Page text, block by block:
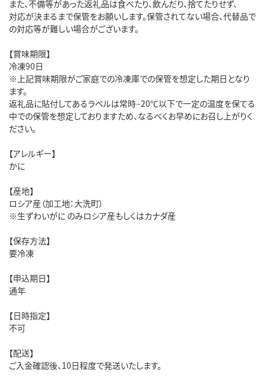
また、不備等があった返礼品は食べたり、飲んだり、捨てたりせず、
対応が決まるまで保管をお願いします。保管されてない場合、代替品で
の対応等が難しい場合がございます。
【賞味期限】
冷凍90日
※上記賞味期限がご家庭での冷凍庫での保管を想定した期日となり
ます。
返礼品に貼付してあるラベルは常時−20℃以下で一定の温度を保てる
中での保管を想定しておりますため、なるべくお早めにお召し上がりく
ださい。
【アレルギー】
かに
【産地】
ロシア産（加工地：大洗町）
※生ずわいがに のみロシア産もしくはカナダ産
【保存方法】
要冷凍
【申込期日】
通年
【日時指定】
不可
【配送】
ご入金確認後、10日程度で発送いたします。